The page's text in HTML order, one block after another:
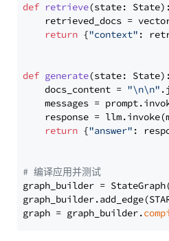
def retrieve(state: State):
retrieved_docs =
return {"context" :
def generate(state: State):
    docs_content =
"\n\n"
messages =
response =
return {"answer" :
# 编译应用并测试
graph_builder =
graph = graph_builder.